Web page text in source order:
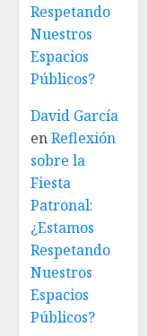
Respetando
Nuestros
Espacios
Públicos?
David García
enReflexión
sobre la
Fiesta
Patronal:
¿Estamos
Respetando
Nuestros
Espacios
Públicos?